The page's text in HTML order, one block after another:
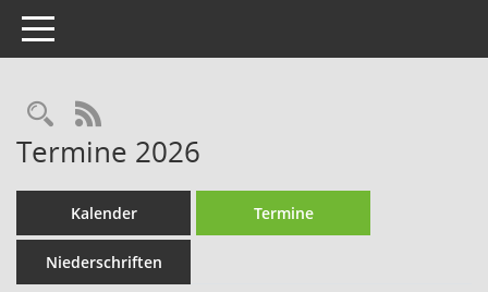
Toggle navigation
Rechercheauswahl
RSS-Feed
Termine 2026
Kalender Termine
Niederschriften